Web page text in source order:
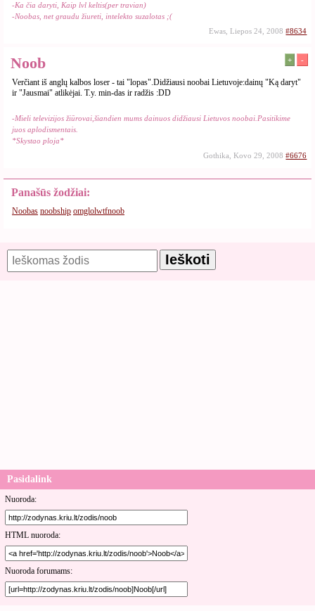
-Ka čia daryti, Kaip lvl keltis(per travian)
-Noobas, net graudu žiureti, intelekto suzalotas ;(
Ewas, Liepos 24, 2008#8634
Noob + -
Verčiant iš anglų kalbos loser - tai "lopas".Didžiausi noobai Lietuvoje:dainų "Ką daryt"
ir "Jausmai" atlikėjai. T.y. min-das ir radžis :DD
-Mieli televizijos žiūrovai,šiandien mums dainuos didžiausi Lietuvos noobai.Pasitikime
juos aplodismentais.
*Skystao ploja*
Gothika, Kovo 29, 2008#6676
Panašūs žodžiai:
Noobas noobship omglolwtfnoob
Pasidalink
Nuoroda:
HTML nuoroda:
Nuoroda forumams: